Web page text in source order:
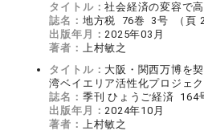
タイトル：社会経済の変容で
誌名： 地方税 76巻 3号 （頁 2
出版年月：2025年03月
著者： 上村敏之
タイトル： 大阪・関西万博を
湾ベイエリア活性化プロジェク
誌名： 季刊 ひょうご経済 164
出版年月：2024年10月
著者： 上村敏之